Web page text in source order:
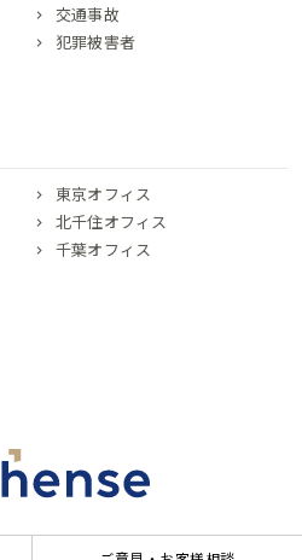
交通事故
犯罪被害者
東京オフィス
北千住オフィス
千葉オフィス